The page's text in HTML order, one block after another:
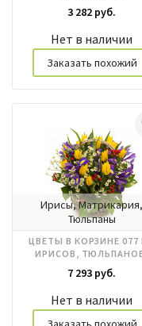
3 282 руб.
Нет в наличии
Заказать похожий
Ирисы, Матрикария,
Тюльпаны
ЦВЕТЫ В КОРЗИНЕ 077
ИРИСОВ,
МАТРЕКАРИИ
7 293 руб.
Нет в наличии